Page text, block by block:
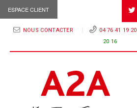
ESPACE CLIENT
NOUS CONTACTER 04 76 41 19 20
20 16